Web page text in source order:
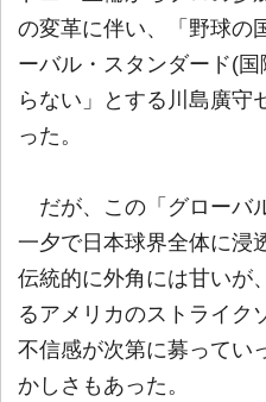
の変革に伴い、「野球の
ーバル・スタンダード(
らない」とする川島廣守
った。
だが、この「グローバ
一夕で日本球界全体に浸
伝統的に外角には甘いが
るアメリカのストライク
不信感が次第に募ってい
かしさもあった。